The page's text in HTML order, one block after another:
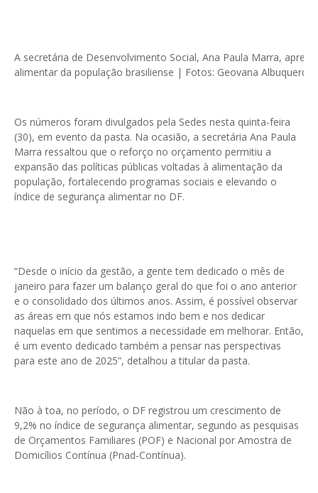
A secretária de Desenvolvimento Social, Ana Paula Marra,
alimentar da população brasiliense | Fotos: Geovana
Os números foram divulgados pela Sedes nesta quinta-feira
(30), em evento da pasta. Na ocasião, a secretária Ana Paula
Marra ressaltou que o reforço no orçamento permitiu a
expansão das políticas públicas voltadas à alimentação da
população, fortalecendo programas sociais e elevando o
índice de segurança alimentar no DF.
“Desde o início da gestão, a gente tem dedicado o mês de
janeiro para fazer um balanço geral do que foi o ano anterior
e o consolidado dos últimos anos. Assim, é possível observar
as áreas em que nós estamos indo bem e nos dedicar
naquelas em que sentimos a necessidade em melhorar. Então,
é um evento dedicado também a pensar nas perspectivas
para este ano de 2025”, detalhou a titular da pasta.
Não à toa, no período, o DF registrou um crescimento de
9,2% no índice de segurança alimentar, segundo as pesquisas
de Orçamentos Familiares (POF) e Nacional por Amostra de
Domicílios Contínua (Pnad-Contínua).